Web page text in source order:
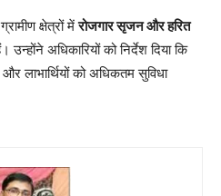
क्षेत्रों मेंरोजगार सृजन और हरित
अधिकारियों को निर्देश दिया कि
लाभार्थियों को अधिकतम सुविधा